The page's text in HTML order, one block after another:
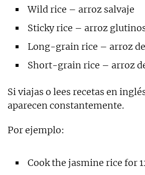
Wild rice – arroz salvaje
Sticky rice – arroz
Long-grain rice – arroz
Short-grain rice – arroz
Si viajas o lees recetas en
aparecen constantemente.
Por ejemplo:
Cook the jasmine rice for